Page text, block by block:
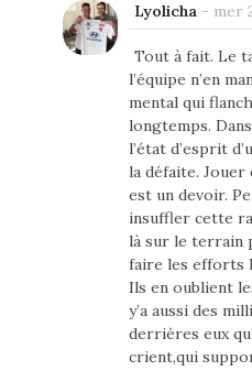
Lyolicha- mer
Tout à fait. Le
l’équipe n’en
mental qui
longtemps.
l’état d’esprit
la défaite.
est un devoir.
insuffler cette
là sur le terrain
faire les efforts
Ils en oublient
y’a aussi des
derrières eux
crient,qui